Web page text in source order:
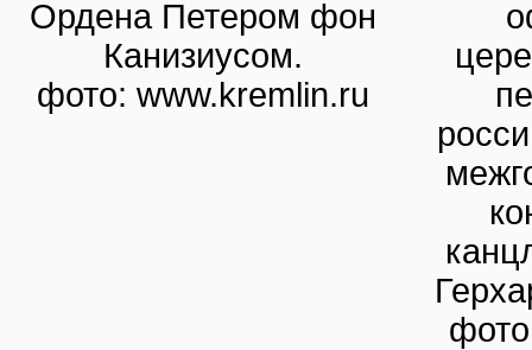
Ордена Петером фон
Канизиусом.
фото: www.kremlin.ru